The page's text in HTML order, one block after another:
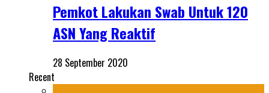
Pemkot Lakukan Swab Untuk 120
ASN Yang Reaktif
28 September 2020
Recent